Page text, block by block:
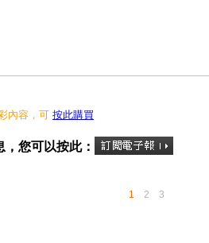
內容，可 按此購買
您可以按此：
1 2 3